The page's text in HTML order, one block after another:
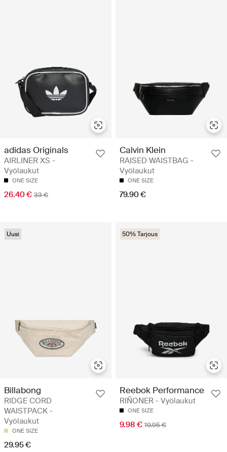
adidas Originals
AIRLINER XS -
Vyölaukut
ONE SIZE
26.40 € 33 €
Calvin Klein
RAISED WAISTBAG -
Vyölaukut
ONE SIZE
79.90 €
Uusi
Billabong
RIDGE CORD
WAISTPACK -
Vyölaukut
ONE SIZE
29.95 €
50% Tarjous
Reebok Performance
RIÑONER - Vyölaukut
ONE SIZE
9.98 € 19.95 €